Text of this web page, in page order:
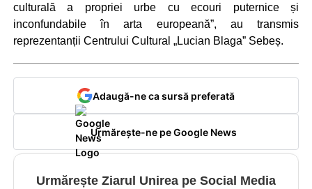
culturală a propriei urbe cu ecouri puternice și
inconfundabile în arta europeană”, au transmis
reprezentanții Centrului Cultural „Lucian Blaga” Sebeș.
Adaugă-ne ca sursă preferată
Urmărește-ne pe Google News
Urmărește Ziarul Unirea pe Social Media